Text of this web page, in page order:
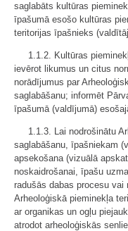
saglabāts kultūras
īpašumā esošo kultūras
teritorijas īpašnieks
1.1.2. Kultūras
ievērot likumus un citus
norādījumus par
saglabāšanu; informēt
īpašumā (valdījumā)
1.1.3. Lai nodrošinātu
saglabāšanu, īpašniekam
apsekošana (vizuālā
noskaidrošanai, īpašu
radušās dabas procesu
Arheoloģiskā pieminekļa
ar organikas un ogļu
atrodot arheoloģiskās